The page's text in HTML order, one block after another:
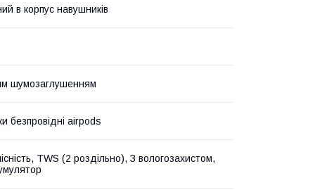
в корпус навушників
шумозаглушенням
безпровідні airpods
TWS (2 роздільно), З вологозахистом,